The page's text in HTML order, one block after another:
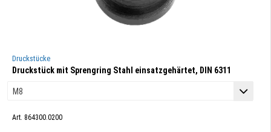
Druckstücke
Druckstück mit Sprengring Stahl einsatzgehärtet, DIN 6311
Art. 864300.0200